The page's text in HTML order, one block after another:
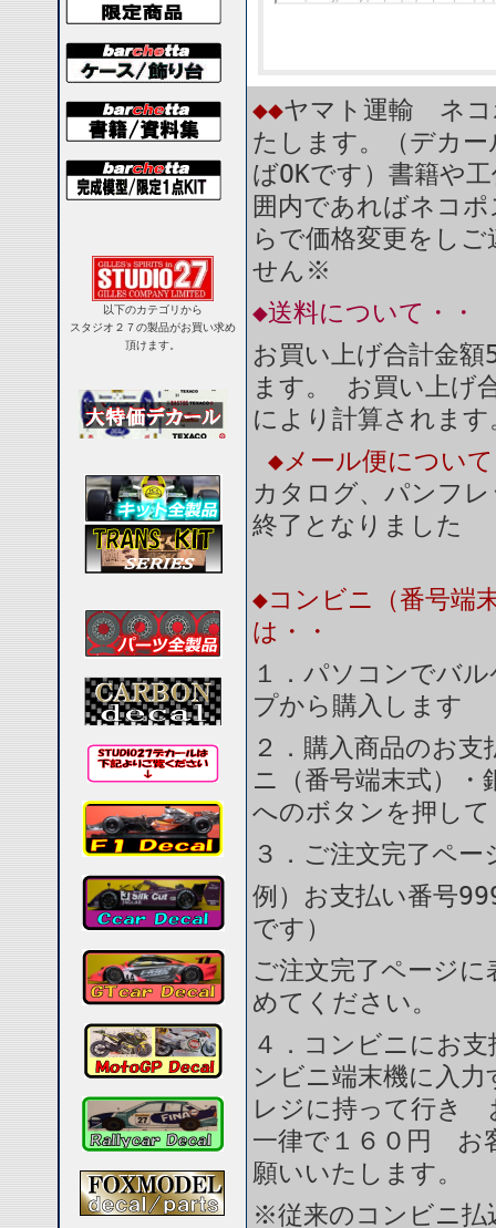
以下のカテゴリから
スタジオ２７の製品がお買い求め
頂けます。
◆◆ヤマト運輸 ネコ
たします。（デカ
ばOKです）書籍や
囲内であればネコ
らで価格変更をし
せん※
◆送料について・・
お買い上げ合計金
ます。 お買い上げ
により計算されます
◆メール便につい
カタログ、パンフ
終了となりました
◆コンビニ（番号端
は・・
１．パソコンでバ
プから購入します
２．購入商品のお
ニ（番号端末式）
へのボタンを押し
３．ご注文完了ペ
例）お支払い番号
です）
ご注文完了ページ
めてください。
４．コンビニにお
ンビニ端末機に入
レジに持って行き
一律で１６０円 お
願いいたします。
※従来のコンビニ払